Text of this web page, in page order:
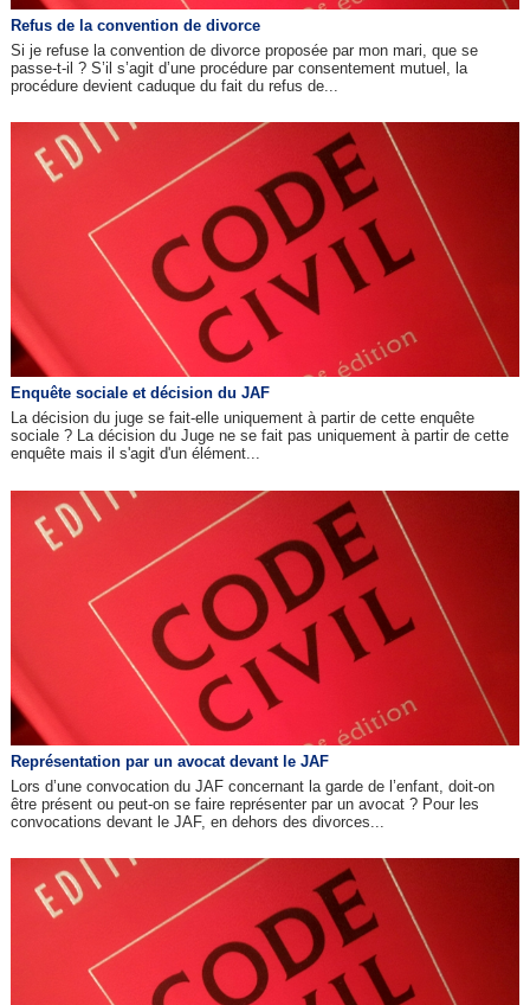
Refus de la convention de divorce
Si je refuse la convention de divorce proposée par mon mari, que se
passe-t-il ? S’il s’agit d’une procédure par consentement mutuel, la
procédure devient caduque du fait du refus de...
Enquête sociale et décision du JAF
La décision du juge se fait-elle uniquement à partir de cette enquête
sociale ? La décision du Juge ne se fait pas uniquement à partir de cette
enquête mais il s'agit d'un élément...
Représentation par un avocat devant le JAF
Lors d’une convocation du JAF concernant la garde de l’enfant, doit-on
être présent ou peut-on se faire représenter par un avocat ? Pour les
convocations devant le JAF, en dehors des divorces...